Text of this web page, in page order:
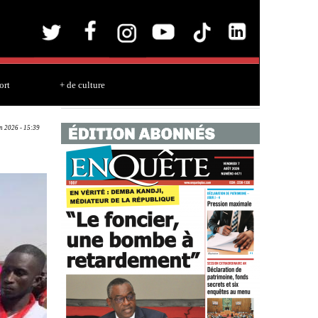
+ de culture
2026 - 15:39